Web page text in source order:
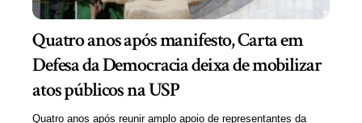
Quatro anos após manifesto, Carta em
Defesa da Democracia deixa de mobilizar
atos públicos na USP
Quatro anos após reunir amplo apoio de representantes da